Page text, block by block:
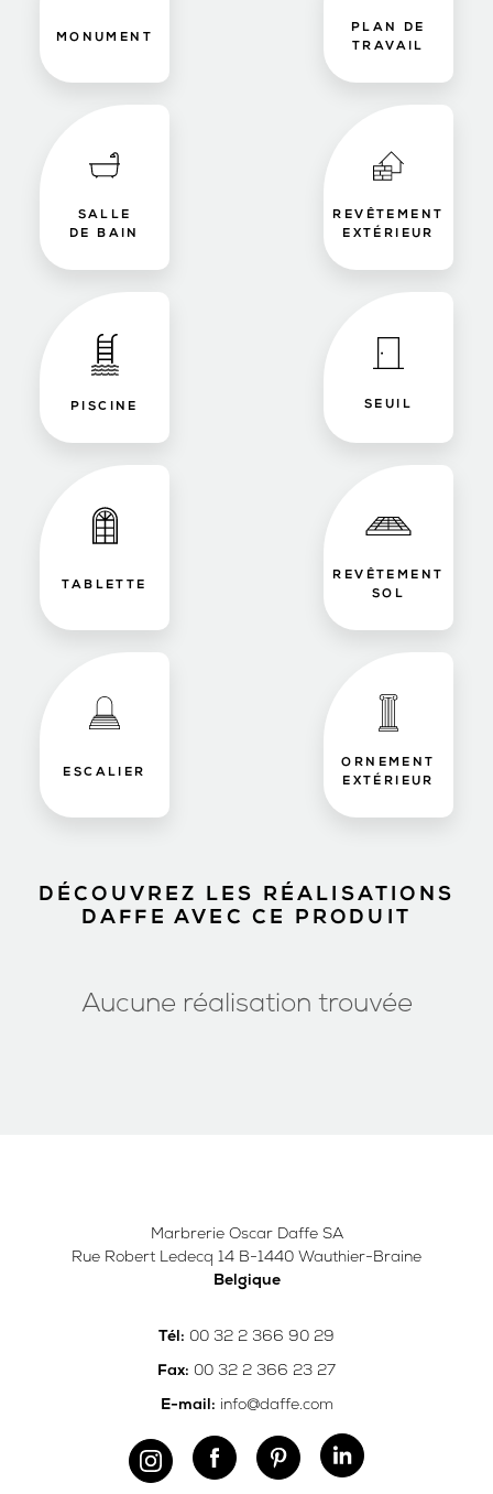
MONUMENT
PLAN DE
TRAVAIL
SALLE
DE BAIN
REVÊTEMENT
EXTÉRIEUR
PISCINE SEUIL
TABLETTE
REVÊTEMENT
SOL
ESCALIER
ORNEMENT
EXTÉRIEUR
DÉCOUVREZ LES RÉALISATIONS
DAFFE AVEC CE PRODUIT
Aucune réalisation trouvée
Marbrerie Oscar Daffe SA
Rue Robert Ledecq 14 B-1440 Wauthier-Braine
Belgique
Tél: 00 32 2 366 90 29
Fax: 00 32 2 366 23 27
E-mail: info@daffe.com